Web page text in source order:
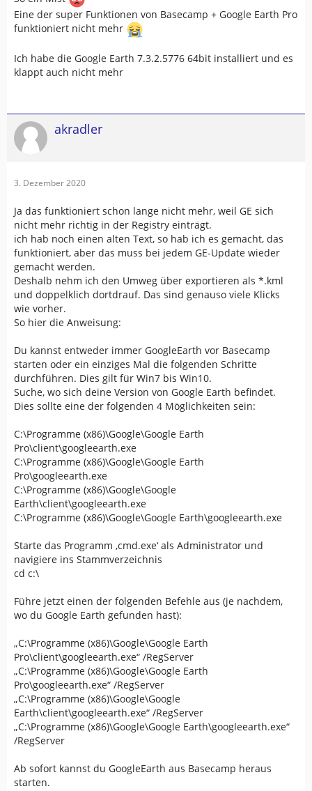
Eine der super Funktionen von Basecamp + Google Earth Pro
funktioniert nicht mehr
Ich habe die Google Earth 7.3.2.5776 64bit installiert und es
klappt auch nicht mehr
akradler
3. Dezember 2020
Ja das funktioniert schon lange nicht mehr, weil GE sich
nicht mehr richtig in der Registry einträgt.
ich hab noch einen alten Text, so hab ich es gemacht, das
funktioniert, aber das muss bei jedem GE-Update wieder
gemacht werden.
Deshalb nehm ich den Umweg über exportieren als *.kml
und doppelklich dortdrauf. Das sind genauso viele Klicks
wie vorher.
So hier die Anweisung:
Du kannst entweder immer GoogleEarth vor Basecamp
starten oder ein einziges Mal die folgenden Schritte
durchführen. Dies gilt für Win7 bis Win10.
Suche, wo sich deine Version von Google Earth befindet.
Dies sollte eine der folgenden 4 Möglichkeiten sein:
C:\Programme (x86)\Google\Google Earth
Pro\client\googleearth.exe
C:\Programme (x86)\Google\Google Earth
Pro\googleearth.exe
C:\Programme (x86)\Google\Google
Earth\client\googleearth.exe
C:\Programme (x86)\Google\Google Earth\googleearth.exe
Starte das Programm ‚cmd.exe‘ als Administrator und
navigiere ins Stammverzeichnis
cd c:\
Führe jetzt einen der folgenden Befehle aus (je nachdem,
wo du Google Earth gefunden hast):
„C:\Programme (x86)\Google\Google Earth
Pro\client\googleearth.exe“ /RegServer
„C:\Programme (x86)\Google\Google Earth
Pro\googleearth.exe“ /RegServer
„C:\Programme (x86)\Google\Google
Earth\client\googleearth.exe“ /RegServer
„C:\Programme (x86)\Google\Google Earth\googleearth.exe“
/RegServer
Ab sofort kannst du GoogleEarth aus Basecamp heraus
starten.